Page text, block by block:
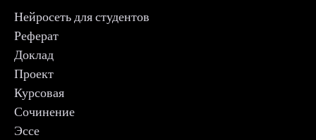
Нейросеть для студентов
Реферат
Доклад
Проект
Курсовая
Сочинение
Эссе